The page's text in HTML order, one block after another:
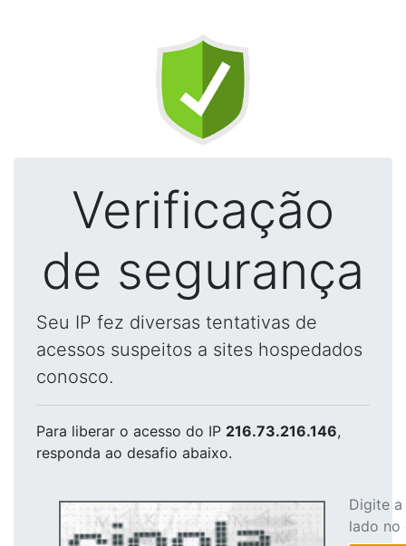
Verificação
de segurança
Seu IP fez diversas tentativas de
acessos suspeitos a sites hospedados
conosco.
Para liberar o acesso do IP 216.73.216.146,
responda ao desafio abaixo.
Digite
lado no